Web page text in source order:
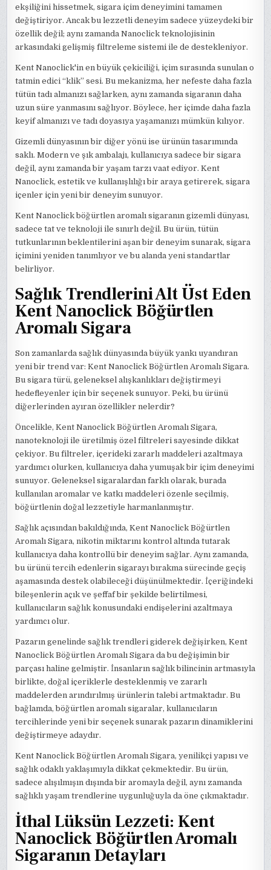
ekşiliğini hissetmek, sigara içim deneyimini tamamen
değiştiriyor. Ancak bu lezzetli deneyim sadece yüzeydeki bir
özellik değil; aynı zamanda Nanoclick teknolojisinin
arkasındaki gelişmiş filtreleme sistemi ile de destekleniyor.
Kent Nanoclick'in en büyük çekiciliği, içim sırasında sunulan o
tatmin edici “klik” sesi. Bu mekanizma, her nefeste daha fazla
tütün tadı almanızı sağlarken, aynı zamanda sigaranın daha
uzun süre yanmasını sağlıyor. Böylece, her içimde daha fazla
keyif almanızı ve tadı doyasıya yaşamanızı mümkün kılıyor.
Gizemli dünyasının bir diğer yönü ise ürünün tasarımında
saklı. Modern ve şık ambalajı, kullanıcıya sadece bir sigara
değil, aynı zamanda bir yaşam tarzı vaat ediyor. Kent
Nanoclick, estetik ve kullanışlılığı bir araya getirerek, sigara
içenler için yeni bir deneyim sunuyor.
Kent Nanoclick böğürtlen aromalı sigaranın gizemli dünyası,
sadece tat ve teknoloji ile sınırlı değil. Bu ürün, tütün
tutkunlarının beklentilerini aşan bir deneyim sunarak, sigara
içimini yeniden tanımlıyor ve bu alanda yeni standartlar
belirliyor.
Sağlık Trendlerini Alt Üst Eden
Kent Nanoclick Böğürtlen
Aromalı Sigara
Son zamanlarda sağlık dünyasında büyük yankı uyandıran
yeni bir trend var: Kent Nanoclick Böğürtlen Aromalı Sigara.
Bu sigara türü, geleneksel alışkanlıkları değiştirmeyi
hedefleyenler için bir seçenek sunuyor. Peki, bu ürünü
diğerlerinden ayıran özellikler nelerdir?
Öncelikle, Kent Nanoclick Böğürtlen Aromalı Sigara,
nanoteknoloji ile üretilmiş özel filtreleri sayesinde dikkat
çekiyor. Bu filtreler, içerideki zararlı maddeleri azaltmaya
yardımcı olurken, kullanıcıya daha yumuşak bir içim deneyimi
sunuyor. Geleneksel sigaralardan farklı olarak, burada
kullanılan aromalar ve katkı maddeleri özenle seçilmiş,
böğürtlenin doğal lezzetiyle harmanlanmıştır.
Sağlık açısından bakıldığında, Kent Nanoclick Böğürtlen
Aromalı Sigara, nikotin miktarını kontrol altında tutarak
kullanıcıya daha kontrollü bir deneyim sağlar. Aynı zamanda,
bu ürünü tercih edenlerin sigarayı bırakma sürecinde geçiş
aşamasında destek olabileceği düşünülmektedir. İçeriğindeki
bileşenlerin açık ve şeffaf bir şekilde belirtilmesi,
kullanıcıların sağlık konusundaki endişelerini azaltmaya
yardımcı olur.
Pazarın genelinde sağlık trendleri giderek değişirken, Kent
Nanoclick Böğürtlen Aromalı Sigara da bu değişimin bir
parçası haline gelmiştir. İnsanların sağlık bilincinin artmasıyla
birlikte, doğal içeriklerle desteklenmiş ve zararlı
maddelerden arındırılmış ürünlerin talebi artmaktadır. Bu
bağlamda, böğürtlen aromalı sigaralar, kullanıcıların
tercihlerinde yeni bir seçenek sunarak pazarın dinamiklerini
değiştirmeye adaydır.
Kent Nanoclick Böğürtlen Aromalı Sigara, yenilikçi yapısı ve
sağlık odaklı yaklaşımıyla dikkat çekmektedir. Bu ürün,
sadece alışılmışın dışında bir aromayla değil, aynı zamanda
sağlıklı yaşam trendlerine uygunluğuyla da öne çıkmaktadır.
İthal Lüksün Lezzeti: Kent
Nanoclick Böğürtlen Aromalı
Sigaranın Detayları